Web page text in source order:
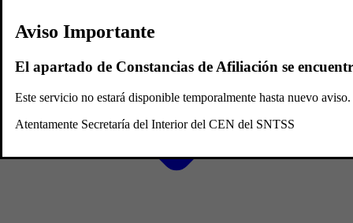
Aviso Importante
El apartado de Constancias de Afiliación se
Este servicio no estará disponible temporalmente hasta nuevo
Atentamente Secretaría del Interior del CEN del SNTSS